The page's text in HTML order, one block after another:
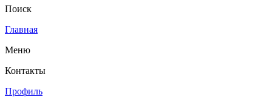
Поиск
Главная
Меню
Контакты
Профиль